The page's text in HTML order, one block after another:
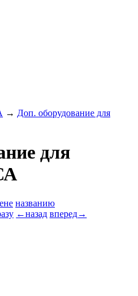
→ Доп. оборудование для
для
названию
←назад вперед→